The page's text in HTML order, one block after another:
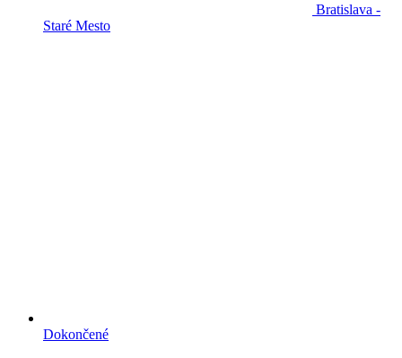
Bratislava -
Staré Mesto
Dokončené